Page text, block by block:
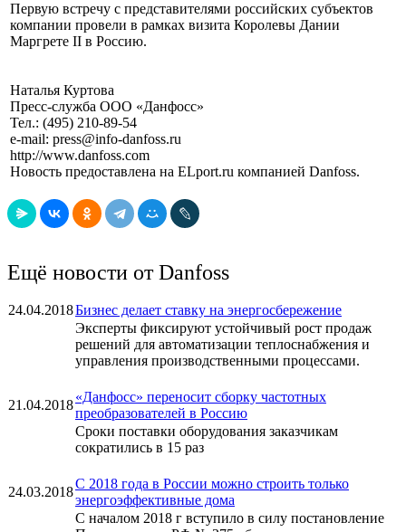
Первую встречу с представителями российских субъектов
компании провели в рамках визита Королевы Дании
Маргрете II в Россию.
Наталья Куртова
Пресс-служба ООО «Данфосс»
Тел.: (495) 210-89-54
e-mail: press@info-danfoss.ru
http://www.danfoss.com
Новость предоставлена на ELport.ru компанией Danfoss.
Ещё новости от Danfoss
24.04.2018Бизнес делает ставку на энергосбережение
Эксперты фиксируют устойчивый рост продаж
решений для автоматизации теплоснабжения и
управления производственными процессами.
21.04.2018
«Данфосс» переносит сборку частотных
преобразователей в Россию
Сроки поставки оборудования заказчикам
сократились в 15 раз
24.03.2018
С 2018 года в России можно строить только
энергоэффективные дома
С началом 2018 г вступило в силу постановление